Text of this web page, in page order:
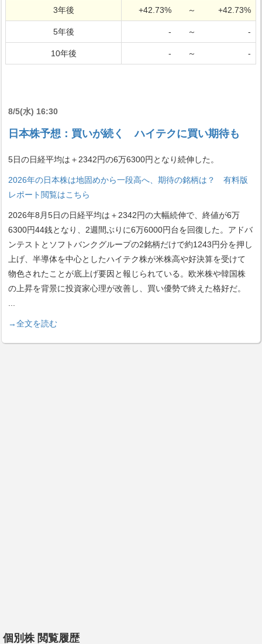
3年後 +42.73% ～ +42.73%
5年後 - ～ -
10年後 - ～ -
8/5(水) 16:30
日本株予想：買いが続く ハイテクに買い期待も
5日の日経平均は＋2342円の6万6300円となり続伸した。
2026年の日本株は地固めから一段高へ、期待の銘柄は？ 有料版
レポート閲覧はこちら
2026年8月5日の日経平均は＋2342円の大幅続伸で、終値が6万
6300円44銭となり、2週間ぶりに6万6000円台を回復した。アドバ
ンテストとソフトバンクグループの2銘柄だけで約1243円分を押し
上げ、半導体を中心としたハイテク株が米株高や好決算を受けて
物色されたことが底上げ要因と報じられている。欧米株や韓国株
の上昇を背景に投資家心理が改善し、買い優勢で終えた格好だ。
→全文を読む
個別株 閲覧履歴